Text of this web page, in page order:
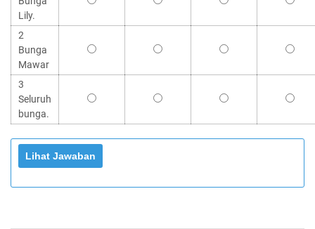
Lily.
2
Bunga
Mawar
3
Seluruh
bunga.